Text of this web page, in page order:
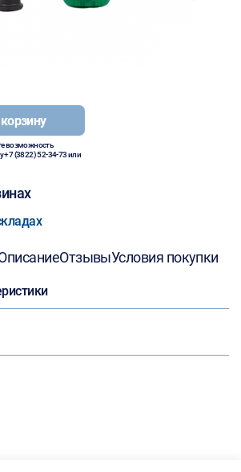
возможность
+7 (3822) 52-34-73или
ОтзывыУсловия покупки